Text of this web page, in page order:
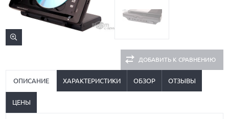
ДОБАВИТЬ К СРАВНЕНИЮ
ОПИСАНИЕ ХАРАКТЕРИСТИКИ ОБЗОР ОТЗЫВЫ
ЦЕНЫ